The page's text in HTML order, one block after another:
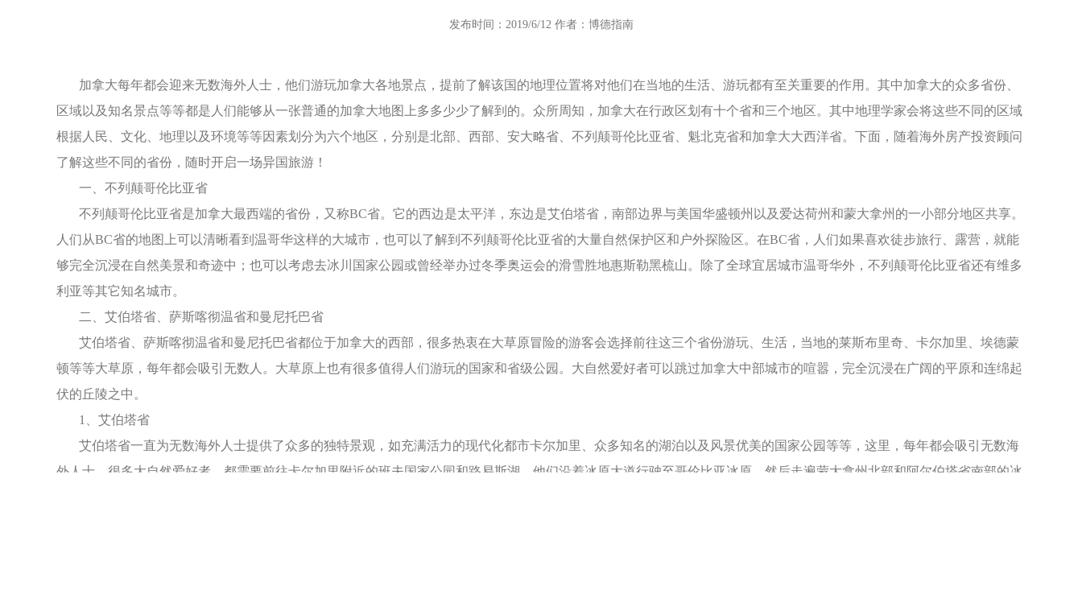
发布时间：2019/6/12 作者：博德指南
加拿大每年都会迎来无数海外人士，他们游玩加拿大各地景点，提前了解该国的地理位置将对他们在当地的生活、游玩都有至关重要的作用。其中加拿大的众多省份、
区域以及知名景点等等都是人们能够从一张普通的加拿大地图上多多少少了解到的。众所周知，加拿大在行政区划有十个省和三个地区。其中地理学家会将这些不同的区域
根据人民、文化、地理以及环境等等因素划分为六个地区，分别是北部、西部、安大略省、不列颠哥伦比亚省、魁北克省和加拿大大西洋省。下面，随着海外房产投资顾问
了解这些不同的省份，随时开启一场异国旅游！
一、不列颠哥伦比亚省
不列颠哥伦比亚省是加拿大最西端的省份，又称BC省。它的西边是太平洋，东边是艾伯塔省，南部边界与美国华盛顿州以及爱达荷州和蒙大拿州的一小部分地区共享。
人们从BC省的地图上可以清晰看到温哥华这样的大城市，也可以了解到不列颠哥伦比亚省的大量自然保护区和户外探险区。在BC省，人们如果喜欢徒步旅行、露营，就能
够完全沉浸在自然美景和奇迹中；也可以考虑去冰川国家公园或曾经举办过冬季奥运会的滑雪胜地惠斯勒黑梳山。除了全球宜居城市温哥华外，不列颠哥伦比亚省还有维多
利亚等其它知名城市。
二、艾伯塔省、萨斯喀彻温省和曼尼托巴省
艾伯塔省、萨斯喀彻温省和曼尼托巴省都位于加拿大的西部，很多热衷在大草原冒险的游客会选择前往这三个省份游玩、生活，当地的莱斯布里奇、卡尔加里、埃德蒙
顿等等大草原，每年都会吸引无数人。大草原上也有很多值得人们游玩的国家和省级公园。大自然爱好者可以跳过加拿大中部城市的喧嚣，完全沉浸在广阔的平原和连绵起
伏的丘陵之中。
1、艾伯塔省
艾伯塔省一直为无数海外人士提供了众多的独特景观，如充满活力的现代化都市卡尔加里、众多知名的湖泊以及风景优美的国家公园等等，这里，每年都会吸引无数海
外人士。很多大自然爱好者，都需要前往卡尔加里附近的班夫国家公园和路易斯湖，他们沿着冰原大道行驶至哥伦比亚冰原，然后走遍蒙大拿州北部和阿尔伯塔省南部的冰